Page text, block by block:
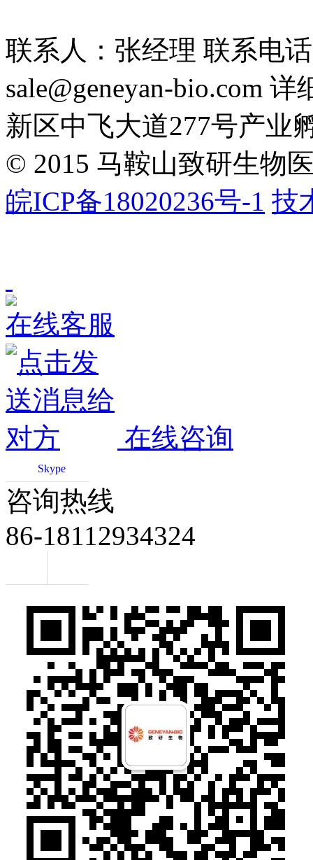
联系人：张经理 联系电
sale@geneyan-bio.com
新区中飞大道277号产业
© 2015 马鞍山致研生物
皖ICP备18020236号-1 技
在线客服
在线咨询
Skype
咨询热线
86-18112934324